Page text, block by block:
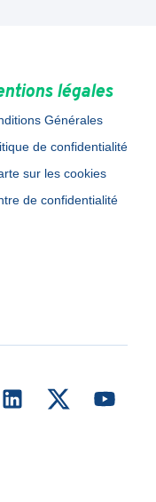
légales
Générales
de confidentialité
sur les cookies
de confidentialité